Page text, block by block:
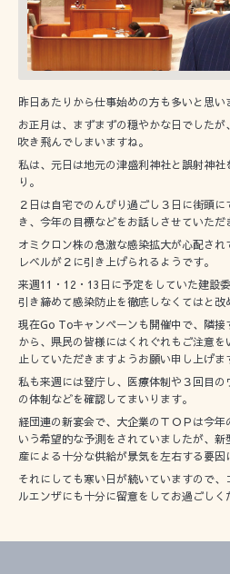
昨日あたりから仕事始めの方も多いと思い
お正月は、まずまずの穏やかな日でした
吹き飛んでしまいますね。
私は、元日は地元の津盛利神社と誤射神
り。
２日は自宅でのんびり過ごし３日に街頭
き、今年の目標などをお話しさせていただ
オミクロン株の急激な感染拡大が心配さ
レベルが２に引き上げられるようです。
来週11・12・13日に予定をしていた建設
引き締めて感染防止を徹底しなくてはと改
現在Go Toキャンペーンも開催中で、隣接
から、県民の皆様にはくれぐれもご注意
止していただきますようお願い申し上げま
私も来週には登庁し、医療体制や３回目
の体制などを確認してまいります。
経団連の新宴会で、大企業のＴＯＰは今
いう希望的な予測をされていましたが、
産による十分な供給が景気を左右する要因
それにしても寒い日が続いていますので
ルエンザにも十分に留意をしてお過ごしく